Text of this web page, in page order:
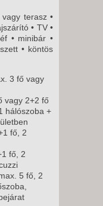
terasz •
• TV •
• minibár •
• köntös
3 fő vagy
vagy 2+2 fő
hálószoba +
fő, 2
fő, 2
5 fő, 2